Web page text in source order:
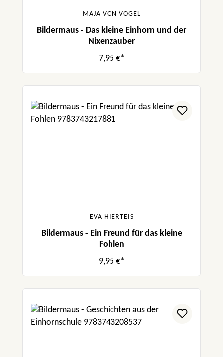
MAJA VON VOGEL
Bildermaus - Das kleine Einhorn und der
Nixenzauber
7,95 €*
EVA HIERTEIS
Bildermaus - Ein Freund für das kleine
Fohlen
9,95 €*